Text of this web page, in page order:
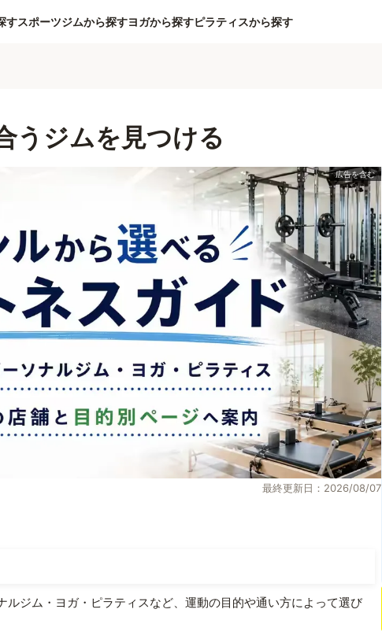
すスポーツジムから探すヨガから探すピラティスから探す
うジムを見つける
最終更新日：2026/08/07
ジム・ヨガ・ピラティスなど、運動の目的や通い方によって選び